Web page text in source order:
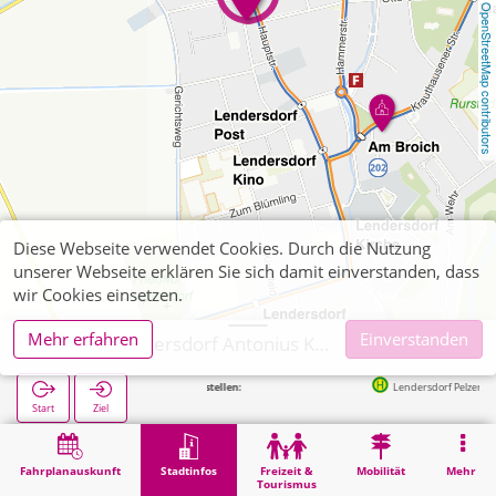
OpenStreetMap contributors
Fahrplanauskunft Stadtinfos
Freizeit &
Tourismus
Mobilität Mehr
Start Ziel
Nächste Haltestellen: Lendersdorf Pelzer in 73m
Stadtinfos Düren, Lendersdorf Antonius Kapelle
Diese Webseite verwendet Cookies. Durch die Nutzung
unserer Webseite erklären Sie sich damit einverstanden, dass
wir Cookies einsetzen.
Mehr erfahren
Einverstanden